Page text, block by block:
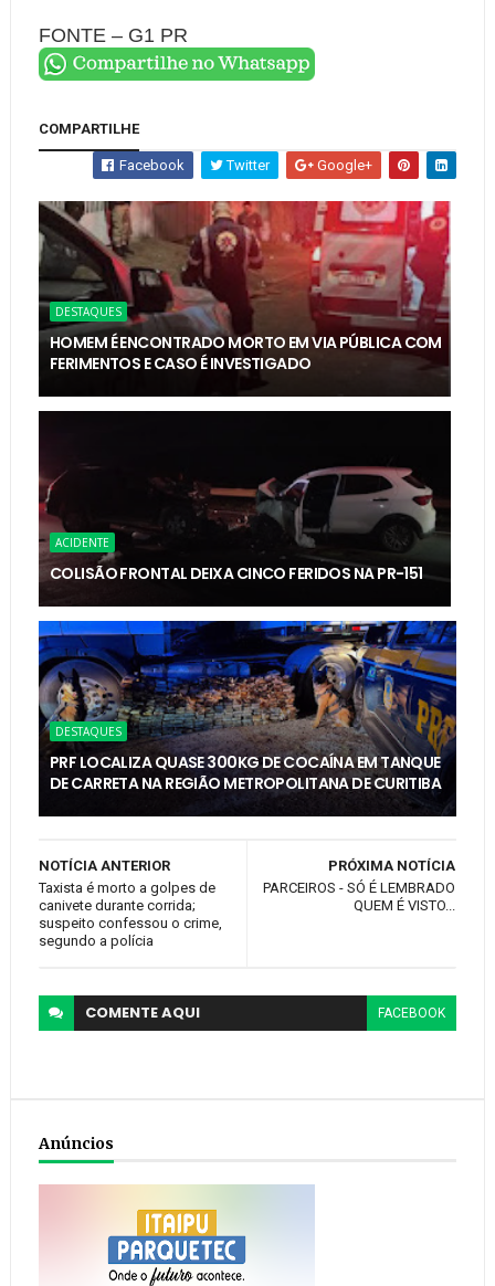
FONTE – G1 PR
COMPARTILHE
Facebook Twitter Google+
DESTAQUES
HOMEM É ENCONTRADO MORTO EM VIA PÚBLICA COM
FERIMENTOS E CASO É INVESTIGADO
ACIDENTE
COLISÃO FRONTAL DEIXA CINCO FERIDOS NA PR-151
DESTAQUES
PRF LOCALIZA QUASE 300KG DE COCAÍNA EM TANQUE
DE CARRETA NA REGIÃO METROPOLITANA DE CURITIBA
PRÓXIMA NOTÍCIA
PARCEIROS - SÓ É LEMBRADO
QUEM É VISTO...
NOTÍCIA ANTERIOR
Taxista é morto a golpes de
canivete durante corrida;
suspeito confessou o crime,
segundo a polícia
COMENTEAQUI FACEBOOK
Anúncios